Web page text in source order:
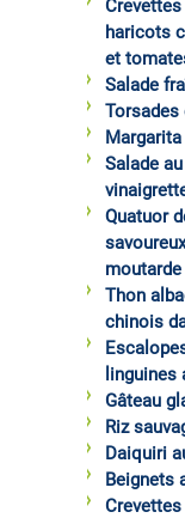
haricots
et
Salade
Torsades
Salade
Quatuor
moutarde
Thon
chinois
linguines
Gâteau
Riz
Daiquiri
Beignets